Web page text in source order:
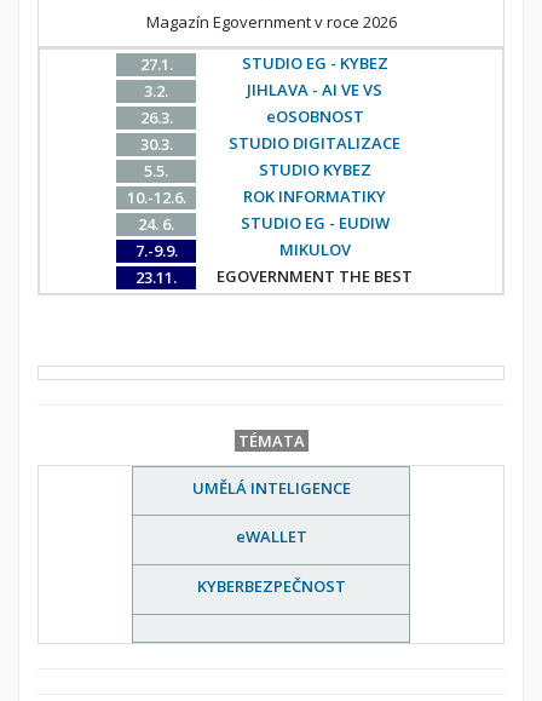
Magazín Egovernment v roce 2026
27.1.
STUDIO EG - KYBEZ
3.2.
JIHLAVA - AI VE VS
26.3.
eOSOBNOST
30.3.
STUDIO DIGITALIZACE
5.5.
STUDIO KYBEZ
10.-12.6.
ROK INFORMATIKY
24. 6.
STUDIO EG - EUDIW
7.-9.9.
MIKULOV
23.11.
EGOVERNMENT THE BEST
TÉMATA
UMĚLÁ INTELIGENCE
eWALLET
KYBERBEZPEČNOST